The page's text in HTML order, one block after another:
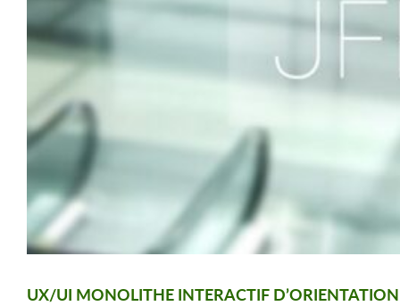
UX/UI MONOLITHE INTERACTIF D’ORIENTATION